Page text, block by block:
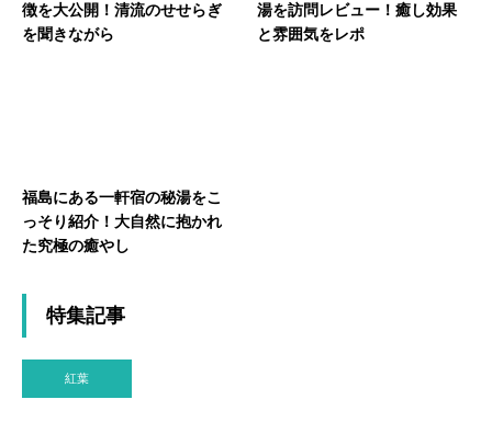
徴を大公開！清流のせせらぎ
を聞きながら
湯を訪問レビュー！癒し効果
と雰囲気をレポ
福島にある一軒宿の秘湯をこ
っそり紹介！大自然に抱かれ
た究極の癒やし
特集記事
紅葉